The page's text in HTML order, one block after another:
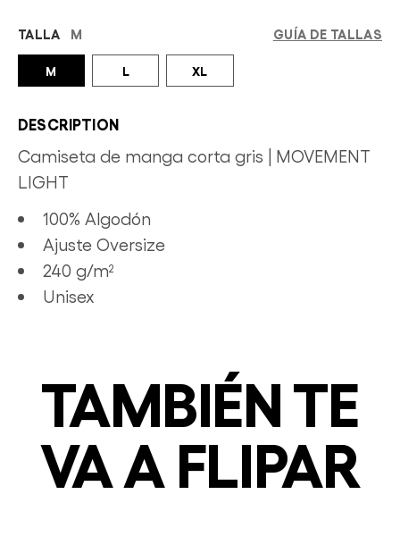
TALLA M GUÍA DE TALLAS
M L XL
DESCRIPTION
Camiseta de manga corta gris | MOVEMENT
LIGHT
100% Algodón
Ajuste Oversize
240 g/m²
Unisex
TAMBIÉN TE
VA A FLIPAR